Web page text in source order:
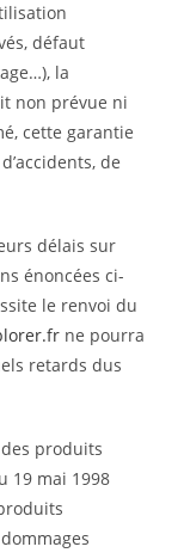
défaut
la
non prévue ni
cette garantie
de
délais sur
énoncées ci-
le renvoi du
ne pourra
retards dus
produits
19 mai 1998